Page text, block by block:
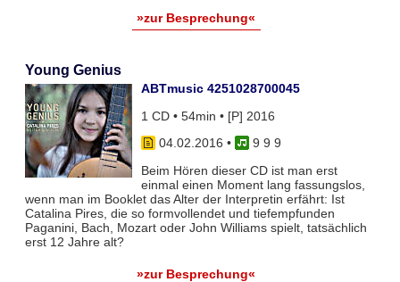
»zur Besprechung«
Young Genius
ABTmusic 4251028700045
1 CD • 54min • [P] 2016
04.02.2016 •
9 9 9
Beim Hören dieser CD ist man erst
einmal einen Moment lang fassungslos,
wenn man im Booklet das Alter der Interpretin erfährt: Ist
Catalina Pires, die so formvollendet und tiefempfunden
Paganini, Bach, Mozart oder John Williams spielt, tatsächlich
erst 12 Jahre alt?
»zur Besprechung«